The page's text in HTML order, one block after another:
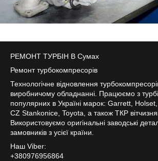
РЕМОНТ ТУРБІН В Сумах
Ремонт турбокомпресорів
Технологічне відновлення
виробничому обладнанні. Працюємо з
популярних в Україні марок: Garrett,
CZ Stankonice, Toyota, а також ТКР
Використовуємо оригінальні заводські
замовників з усієї країни.
Наш Viber:
+380976956864